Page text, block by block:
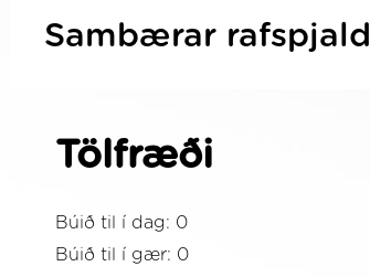
Sambærar rafspjald
Tölfræði
Búið til í dag: 0
Búið til í gær: 0